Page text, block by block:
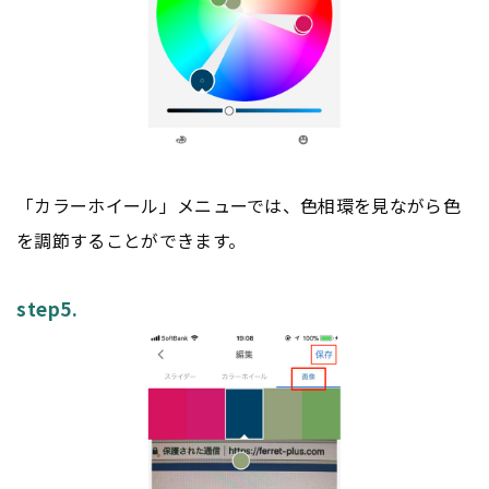
「カラーホイール」メニューでは、色相環を見ながら色
を調節することができます。
step5.